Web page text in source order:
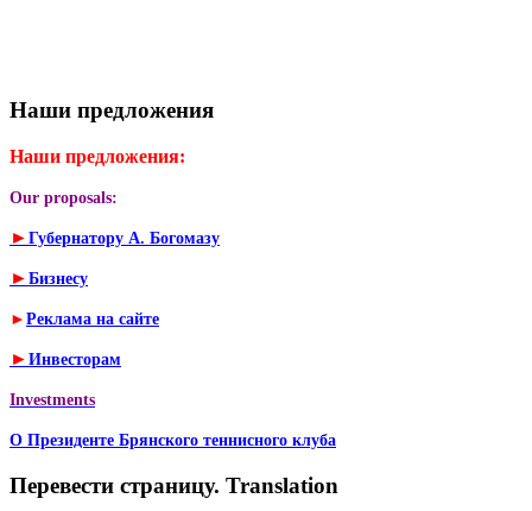
Наши предложения
Наши предложения:
Our proposals:
► Губернатору А. Богомазу
► Бизнесу
► Реклама на сайте
► Инвесторам
Investments
О Президенте Брянского теннисного клуба
Перевести страницу. Translation